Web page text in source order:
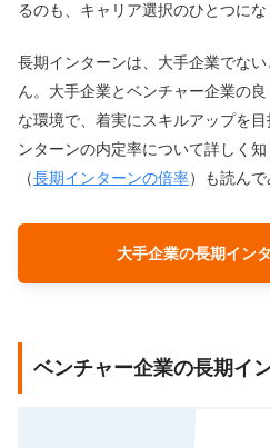
るのも、キャリア選択のひとつにな
長期インターンは、大手企業でな
ん。大手企業とベンチャー企業の
な環境で、着実にスキルアップを
ンターンの内定率について詳しく
（長期インターンの倍率）も読んで
大手企業の長期イン
ベンチャー企業の長期イ